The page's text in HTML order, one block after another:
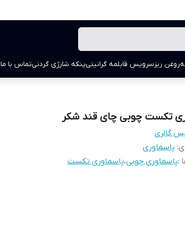
روغن ریزسرویس قابلمه گرانیتیپنکه شارژی گردنیتماس با ما
تکست چوبی چای قند شکر
گالری
: پاسماوری
:پاسماوری چوبی،پاسماوری تکست